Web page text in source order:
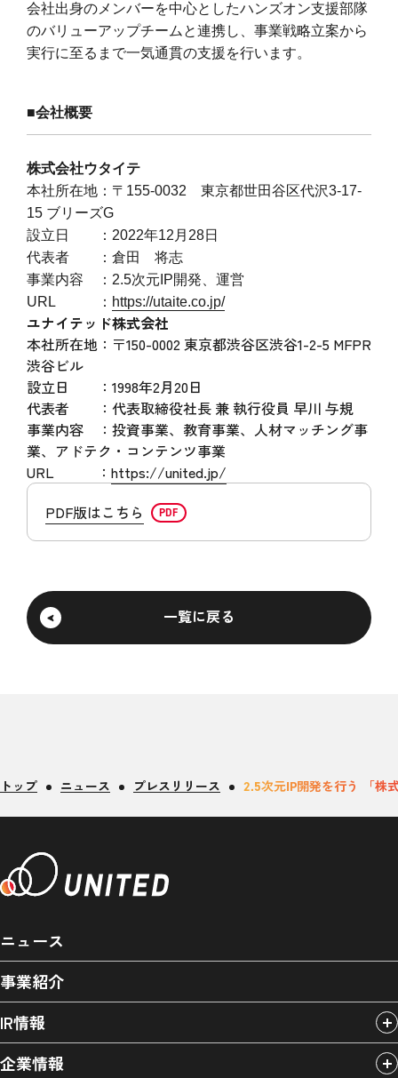
会社出身のメンバーを中心としたハンズオン支援部隊
のバリューアップチームと連携し、事業戦略立案から
実行に至るまで一気通貫の支援を行います。
■会社概要
株式会社ウタイテ
本社所在地：〒155-0032 東京都世田谷区代沢3-17-
15 ブリーズG
設立日 ：2022年12月28日
代表者 ：倉田 将志
事業内容 ：2.5次元IP開発、運営
URL ： https://utaite.co.jp/
ユナイテッド株式会社
本社所在地：〒150-0002 東京都渋谷区渋谷1-2-5 MFPR
渋谷ビル
設立日 ：1998年2月20日
代表者 ：代表取締役社長 兼 執行役員 早川 与規
事業内容 ：投資事業、教育事業、人材マッチング事
業、アドテク・コンテンツ事業
URL ： https://united.jp/
PDF版はこちら
一覧に戻る
トップ ニュース プレスリリース 2.5次元IP開発を行う 「株
ニュース
事業紹介
IR情報
企業情報